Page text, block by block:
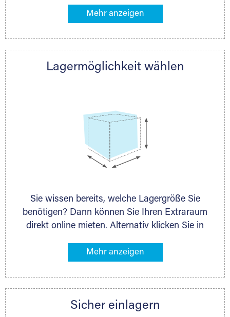
Lagermöglichkeiten in Ihrer Nähe. An zahlreichen
direkt online mieten. Gibt es Extraraum noch
nächstgelegenen Partner und besprechen alles
Lagermöglichkeit wählen
Sie wissen bereits, welche Lagergröße Sie
benötigen? Dann können Sie Ihren Extraraum
direkt online mieten. Alternativ klicken Sie in
Gegenstände an, die Sie einlagern möchten –
ermittelt. Natürlich steht Ihnen Ihr Extraraum
persönlich hinsichtlich Lagervolumen und zu
Sicher einlagern